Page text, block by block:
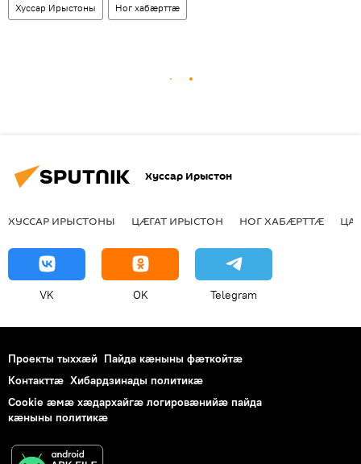
Хуссар Ирыстоны Ног хабӕрттӕ
Хуссар Ирыстон
ХУССАР ИРЫСТОНЫ ЦӔГАТ ИРЫСТОН НОГ ХАБӔРТТӔ
VK OK Telegram
Проекты тыххӕй Пайда кӕныны фӕткойтӕ
Контакттӕ Хибардзинады политикæ
Cookie æмæ хæдархайгæ логировæнийæ пайда
кæныны политикæ